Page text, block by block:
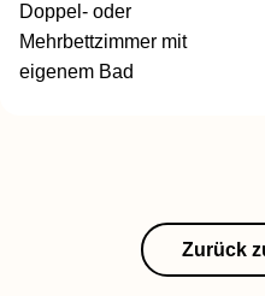
Doppel- oder
Mehrbettzimmer mit
eigenem Bad
Zurück